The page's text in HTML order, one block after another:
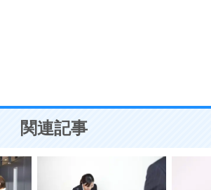
ことが大切。
関連記事